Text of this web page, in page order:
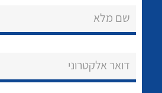
שם מלא
דואר אלקטרוני